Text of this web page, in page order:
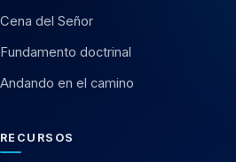
Cena del Señor
Fundamento doctrinal
Andando en el camino
RECURSOS